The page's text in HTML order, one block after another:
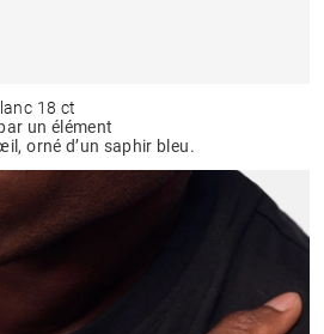
18 ct
un élément
orné d’un saphir bleu.